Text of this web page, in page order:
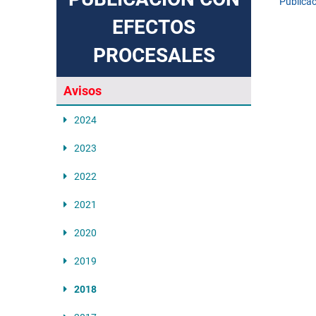
EFECTOS
PROCESALES
Avisos
2024
2023
2022
2021
2020
2019
2018